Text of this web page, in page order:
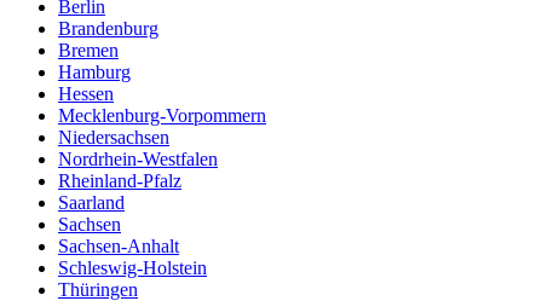
Berlin
Brandenburg
Bremen
Hamburg
Hessen
Mecklenburg-Vorpommern
Niedersachsen
Nordrhein-Westfalen
Rheinland-Pfalz
Saarland
Sachsen
Sachsen-Anhalt
Schleswig-Holstein
Thüringen